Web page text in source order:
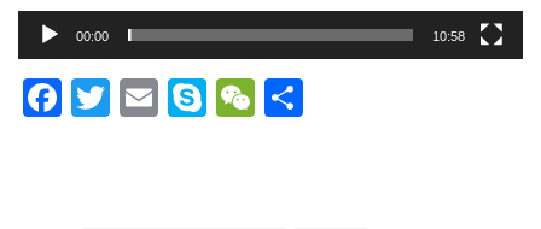
00:00 10:58
Facebook
Twitter
EmailSkypeWeChat